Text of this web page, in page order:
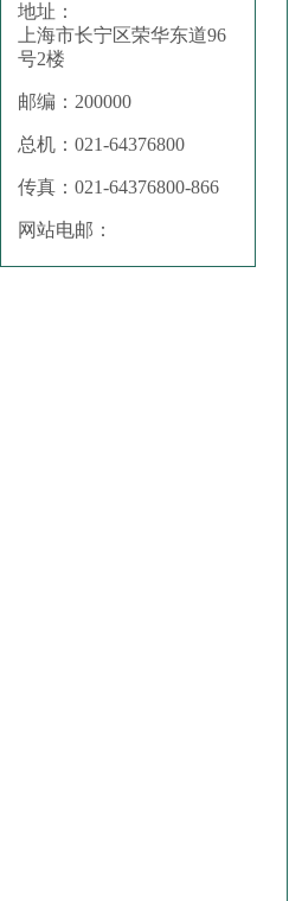
地址：
上海市长宁区荣华东道96
号2楼
邮编：200000
总机：021-64376800
传真：021-64376800-866
网站电邮：